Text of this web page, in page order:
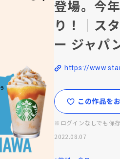
登場。今
り！｜ス
ー ジャパ
https://
この作品を
※ログインなしでも保
2022.08.07